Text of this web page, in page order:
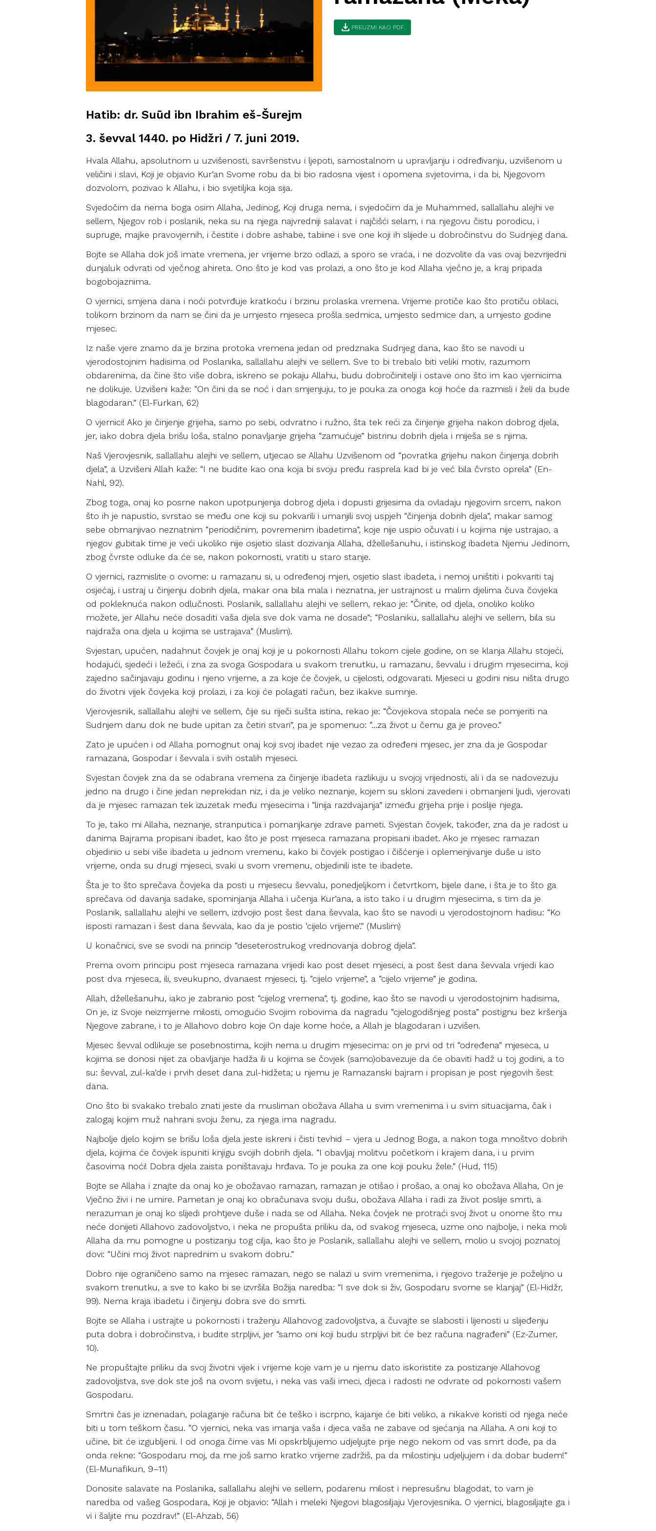
download PREUZMI KAO PDF.
Hatib: dr. Suūd ibn Ibrahim eš-Šurejm
3. ševval 1440. po Hidžri / 7. juni 2019.
Hvala Allahu, apsolutnom u uzvišenosti, savršenstvu i ljepoti, samostalnom u upravljanju i određivanju, uzvišenom u
veličini i slavi, Koji je objavio Kur’an Svome robu da bi bio radosna vijest i opomena svjetovima, i da bi, Njegovom
dozvolom, pozivao k Allahu, i bio svjetiljka koja sija.
Svjedočim da nema boga osim Allaha, Jedinog, Koji druga nema, i svjedočim da je Muhammed, sallallahu alejhi ve
sellem, Njegov rob i poslanik, neka su na njega najvredniji salavat i najčišći selam, i na njegovu čistu porodicu, i
supruge, majke pravovjernih, i čestite i dobre ashabe, tabiine i sve one koji ih slijede u dobročinstvu do Sudnjeg dana.
Bojte se Allaha dok još imate vremena, jer vrijeme brzo odlazi, a sporo se vraća, i ne dozvolite da vas ovaj bezvrijedni
dunjaluk odvrati od vječnog ahireta. Ono što je kod vas prolazi, a ono što je kod Allaha vječno je, a kraj pripada
bogobojaznima.
O vjernici, smjena dana i noći potvrđuje kratkoću i brzinu prolaska vremena. Vrijeme protiče kao što protiču oblaci,
tolikom brzinom da nam se čini da je umjesto mjeseca prošla sedmica, umjesto sedmice dan, a umjesto godine
mjesec.
Iz naše vjere znamo da je brzina protoka vremena jedan od predznaka Sudnjeg dana, kao što se navodi u
vjerodostojnim hadisima od Poslanika, sallallahu alejhi ve sellem. Sve to bi trebalo biti veliki motiv, razumom
obdarenima, da čine što više dobra, iskreno se pokaju Allahu, budu dobročinitelji i ostave ono što im kao vjernicima
ne dolikuje. Uzvišeni kaže: “On čini da se noć i dan smjenjuju, to je pouka za onoga koji hoće da razmisli i želi da bude
blagodaran.” (El-Furkan, 62)
O vjernici! Ako je činjenje grijeha, samo po sebi, odvratno i ružno, šta tek reći za činjenje grijeha nakon dobrog djela,
jer, iako dobra djela brišu loša, stalno ponavljanje grijeha “zamućuje” bistrinu dobrih djela i miješa se s njima.
Naš Vjerovjesnik, sallallahu alejhi ve sellem, utjecao se Allahu Uzvišenom od “povratka grijehu nakon činjenja dobrih
djela”, a Uzvišeni Allah kaže: “I ne budite kao ona koja bi svoju pređu rasprela kad bi je već bila čvrsto oprela” (En-
Nahl, 92).
Zbog toga, onaj ko posrne nakon upotpunjenja dobrog djela i dopusti grijesima da ovladaju njegovim srcem, nakon
što ih je napustio, svrstao se među one koji su pokvarili i umanjili svoj uspjeh “činjenja dobrih djela”, makar samog
sebe obmanjivao neznatnim “periodičnim, povremenim ibadetima”, koje nije uspio očuvati i u kojima nije ustrajao, a
njegov gubitak time je veći ukoliko nije osjetio slast dozivanja Allaha, džellešanuhu, i istinskog ibadeta Njemu Jedinom,
zbog čvrste odluke da će se, nakon pokornosti, vratiti u staro stanje.
O vjernici, razmislite o ovome: u ramazanu si, u određenoj mjeri, osjetio slast ibadeta, i nemoj uništiti i pokvariti taj
osjećaj, i ustraj u činjenju dobrih djela, makar ona bila mala i neznatna, jer ustrajnost u malim djelima čuva čovjeka
od pokleknuća nakon odlučnosti. Poslanik, sallallahu alejhi ve sellem, rekao je: “Činite, od djela, onoliko koliko
možete, jer Allahu neće dosaditi vaša djela sve dok vama ne dosade”; “Poslaniku, sallallahu alejhi ve sellem, bila su
najdraža ona djela u kojima se ustrajava” (Muslim).
Svjestan, upućen, nadahnut čovjek je onaj koji je u pokornosti Allahu tokom cijele godine, on se klanja Allahu stojeći,
hodajući, sjedeći i ležeći, i zna za svoga Gospodara u svakom trenutku, u ramazanu, ševvalu i drugim mjesecima, koji
zajedno sačinjavaju godinu i njeno vrijeme, a za koje će čovjek, u cijelosti, odgovarati. Mjeseci u godini nisu ništa drugo
do životni vijek čovjeka koji prolazi, i za koji će polagati račun, bez ikakve sumnje.
Vjerovjesnik, sallallahu alejhi ve sellem, čije su riječi sušta istina, rekao je: “Čovjekova stopala neće se pomjeriti na
Sudnjem danu dok ne bude upitan za četiri stvari”, pa je spomenuo: “…za život u čemu ga je proveo.”
Zato je upućen i od Allaha pomognut onaj koji svoj ibadet nije vezao za određeni mjesec, jer zna da je Gospodar
ramazana, Gospodar i ševvala i svih ostalih mjeseci.
Svjestan čovjek zna da se odabrana vremena za činjenje ibadeta razlikuju u svojoj vrijednosti, ali i da se nadovezuju
jedno na drugo i čine jedan neprekidan niz, i da je veliko neznanje, kojem su skloni zavedeni i obmanjeni ljudi, vjerovati
da je mjesec ramazan tek izuzetak među mjesecima i “linija razdvajanja” između grijeha prije i poslije njega.
To je, tako mi Allaha, neznanje, stranputica i pomanjkanje zdrave pameti. Svjestan čovjek, također, zna da je radost u
danima Bajrama propisani ibadet, kao što je post mjeseca ramazana propisani ibadet. Ako je mjesec ramazan
objedinio u sebi više ibadeta u jednom vremenu, kako bi čovjek postigao i čišćenje i oplemenjivanje duše u isto
vrijeme, onda su drugi mjeseci, svaki u svom vremenu, objedinili iste te ibadete.
Šta je to što sprečava čovjeka da posti u mjesecu ševvalu, ponedjeljkom i četvrtkom, bijele dane, i šta je to što ga
sprečava od davanja sadake, spominjanja Allaha i učenja Kur’ana, a isto tako i u drugim mjesecima, s tim da je
Poslanik, sallallahu alejhi ve sellem, izdvojio post šest dana ševvala, kao što se navodi u vjerodostojnom hadisu: “Ko
isposti ramazan i šest dana ševvala, kao da je postio ‘cijelo vrijeme’.” (Muslim)
U konačnici, sve se svodi na princip “deseterostrukog vrednovanja dobrog djela”.
Prema ovom principu post mjeseca ramazana vrijedi kao post deset mjeseci, a post šest dana ševvala vrijedi kao
post dva mjeseca, ili, sveukupno, dvanaest mjeseci, tj. “cijelo vrijeme”, a “cijelo vrijeme” je godina.
Allah, džellešanuhu, iako je zabranio post “cijelog vremena”, tj. godine, kao što se navodi u vjerodostojnim hadisima,
On je, iz Svoje neizmjerne milosti, omogućio Svojim robovima da nagradu “cjelogodišnjeg posta” postignu bez kršenja
Njegove zabrane, i to je Allahovo dobro koje On daje kome hoće, a Allah je blagodaran i uzvišen.
Mjesec ševval odlikuje se posebnostima, kojih nema u drugim mjesecima: on je prvi od tri “određena” mjeseca, u
kojima se donosi nijet za obavljanje hadža ili u kojima se čovjek (samo)obavezuje da će obaviti hadž u toj godini, a to
su: ševval, zul-ka’de i prvih deset dana zul-hidžeta; u njemu je Ramazanski bajram i propisan je post njegovih šest
dana.
Ono što bi svakako trebalo znati jeste da musliman obožava Allaha u svim vremenima i u svim situacijama, čak i
zalogaj kojim muž nahrani svoju ženu, za njega ima nagradu.
Najbolje djelo kojim se brišu loša djela jeste iskreni i čisti tevhid – vjera u Jednog Boga, a nakon toga mnoštvo dobrih
djela, kojima će čovjek ispuniti knjigu svojih dobrih djela. “I obavljaj molitvu početkom i krajem dana, i u prvim
časovima noći! Dobra djela zaista poništavaju hrđava. To je pouka za one koji pouku žele.” (Hud, 115)
Bojte se Allaha i znajte da onaj ko je obožavao ramazan, ramazan je otišao i prošao, a onaj ko obožava Allaha, On je
Vječno živi i ne umire. Pametan je onaj ko obračunava svoju dušu, obožava Allaha i radi za život poslije smrti, a
nerazuman je onaj ko slijedi prohtjeve duše i nada se od Allaha. Neka čovjek ne protraći svoj život u onome što mu
neće donijeti Allahovo zadovoljstvo, i neka ne propušta priliku da, od svakog mjeseca, uzme ono najbolje, i neka moli
Allaha da mu pomogne u postizanju tog cilja, kao što je Poslanik, sallallahu alejhi ve sellem, molio u svojoj poznatoj
dovi: “Učini moj život naprednim u svakom dobru.”
Dobro nije ograničeno samo na mjesec ramazan, nego se nalazi u svim vremenima, i njegovo traženje je poželjno u
svakom trenutku, a sve to kako bi se izvršila Božija naredba: “I sve dok si živ, Gospodaru svome se klanjaj” (El-Hidžr,
99). Nema kraja ibadetu i činjenju dobra sve do smrti.
Bojte se Allaha i ustrajte u pokornosti i traženju Allahovog zadovoljstva, a čuvajte se slabosti i lijenosti u slijeđenju
puta dobra i dobročinstva, i budite strpljivi, jer “samo oni koji budu strpljivi bit će bez računa nagrađeni” (Ez-Zumer,
10).
Ne propuštajte priliku da svoj životni vijek i vrijeme koje vam je u njemu dato iskoristite za postizanje Allahovog
zadovoljstva, sve dok ste još na ovom svijetu, i neka vas vaši imeci, djeca i radosti ne odvrate od pokornosti vašem
Gospodaru.
Smrtni čas je iznenadan, polaganje računa bit će teško i iscrpno, kajanje će biti veliko, a nikakve koristi od njega neće
biti u tom teškom času. “O vjernici, neka vas imanja vaša i djeca vaša ne zabave od sjećanja na Allaha. A oni koji to
učine, bit će izgubljeni. I od onoga čime vas Mi opskrbljujemo udjeljujte prije nego nekom od vas smrt dođe, pa da
onda rekne: “Gospodaru moj, da me još samo kratko vrijeme zadržiš, pa da milostinju udjeljujem i da dobar budem!”
(El-Munafikun, 9–11)
Donosite salavate na Poslanika, sallallahu alejhi ve sellem, podarenu milost i nepresušnu blagodat, to vam je
naredba od vašeg Gospodara, Koji je objavio: “Allah i meleki Njegovi blagosiljaju Vjerovjesnika. O vjernici, blagosiljajte ga i
vi i šaljite mu pozdrav!” (El-Ahzab, 56)